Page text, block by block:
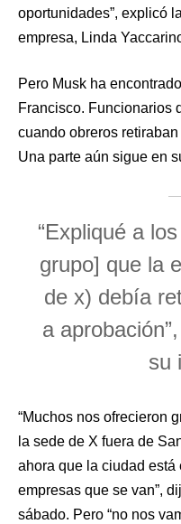
oportunidades”, explicó
empresa, Linda
Pero Musk ha
Francisco. Funcionarios
cuando obreros
Una parte aún sigue en
“Expliqué a
grupo] que la
de x) debía
a
su
“Muchos nos ofrecieron
la sede de X fuera de
ahora que la ciudad
empresas que se van”,
sábado. Pero “no nos